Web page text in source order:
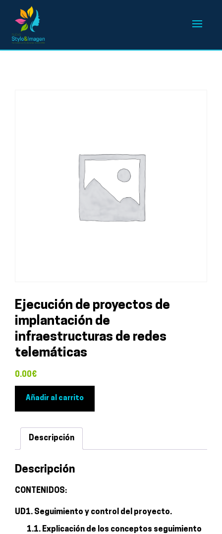
Ejecución de proyectos de
implantación de
infraestructuras de redes
telemáticas
0.00€
infraestructuras
de
telemáticas
cantidad
Añadir al carrito
Descripción
Descripción
CONTENIDOS:
UD1. Seguimiento y control del proyecto.
1.1. Explicación de los conceptos seguimiento